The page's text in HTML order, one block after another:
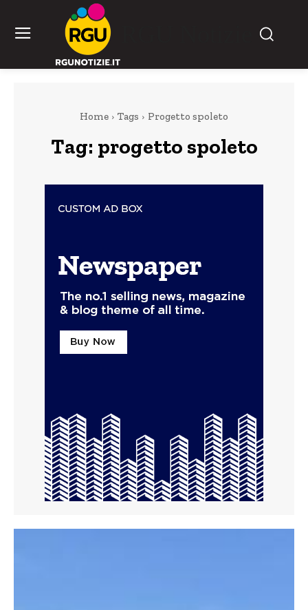
Home Tags Progetto spoleto
Tag: progetto spoleto